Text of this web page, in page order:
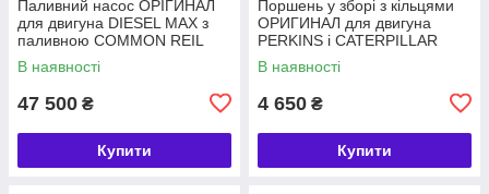
Паливний насос ОРІГИНАЛ
для двигуна DIESEL MAX з
паливною COMMON REIL
номер 320/06620, 28568252
В наявності
47 500 ₴
Купити
Поршень у зборі з кільцями
ОРИГИНАЛ для двигуна
PERKINS і CATERPILLAR
номер 4115P015, 225-5437
В наявності
4 650 ₴
Купити